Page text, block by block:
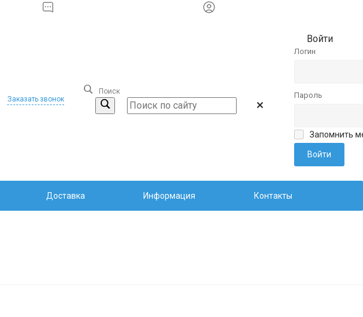
Заказать звонок
Поиск
Войти
Логин
Пароль
Запомнить
Доставка Информация Контакты